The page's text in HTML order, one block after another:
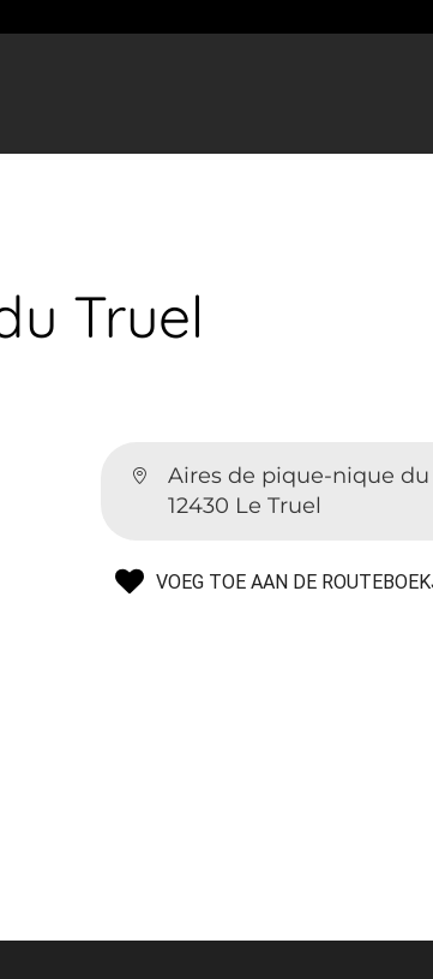
Truel
Aires de pique-nique du
12430 Le Truel
VOEG TOE AAN DE